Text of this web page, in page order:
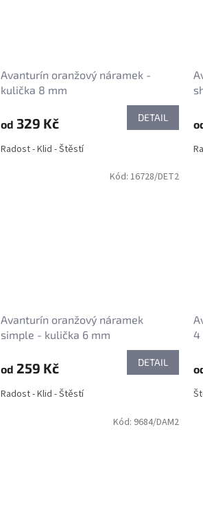
Avanturín oranžový náramek -
kulička 8 mm
od 329 Kč DETAIL
Radost - Klid - Štěstí
Avanturín oranžový náramek
simple - kulička 6 mm
od 259 Kč DETAIL
Radost - Klid - Štěstí
Kód: 16728/DET2
4
Kód: 9684/DAM2